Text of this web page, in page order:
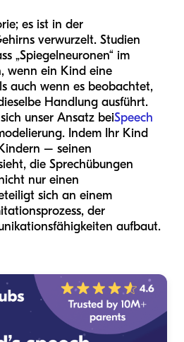
es ist in der
verwurzelt. Studien
„Spiegelneuronen“ im
wenn ein Kind eine
auch wenn es beobachtet,
Handlung ausführt.
unser Ansatz beiSpeech
Indem Ihr Kind
– seinen
die Sprechübungen
nur einen
sich an einem
der
aufbaut.